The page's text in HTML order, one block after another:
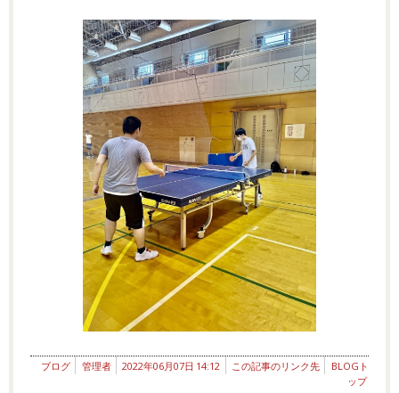
ブログ 管理者 2022年06月07日 14:12 この記事のリンク先
BLOGト
ップ